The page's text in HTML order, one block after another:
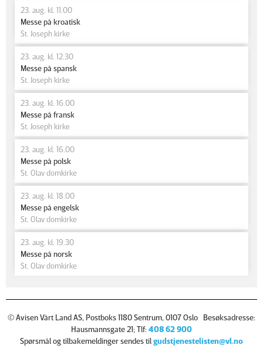
23. aug. kl. 11.00
Messe på kroatisk
St. Joseph kirke
23. aug. kl. 12.30
Messe på spansk
St. Joseph kirke
23. aug. kl. 16.00
Messe på fransk
St. Joseph kirke
23. aug. kl. 16.00
Messe på polsk
St. Olav domkirke
23. aug. kl. 18.00
Messe på engelsk
St. Olav domkirke
23. aug. kl. 19.30
Messe på norsk
St. Olav domkirke
© Avisen Vårt Land AS, Postboks 1180 Sentrum, 0107 Oslo Besøksadresse:
Hausmannsgate 21; Tlf: 408 62 900
Spørsmål og tilbakemeldinger sendes tilgudstjenestelisten@vl.no